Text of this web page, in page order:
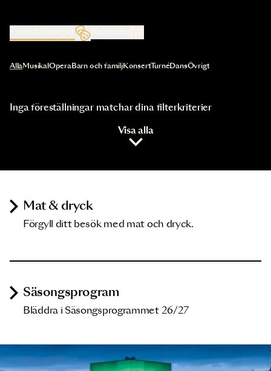
Kalender
Val av kategori uppdaterar innehållet automatiskt
AllaMusikal OperaBarn och familjKonsertTurnéDansÖvrigt
Inga föreställningar matchar dina filterkriterier
Visa alla
Mat & dryck
Förgyll ditt besök med mat och dryck.
Säsongsprogram
Bläddra i Säsongsprogrammet 26/27